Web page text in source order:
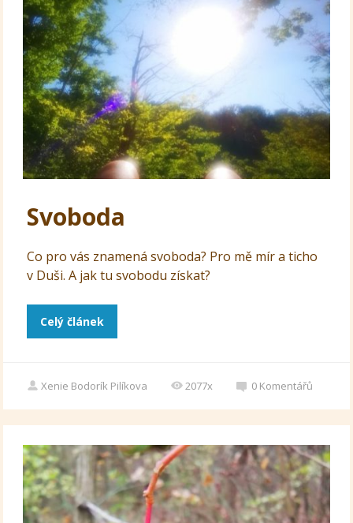
Svoboda
Co pro vás znamená svoboda? Pro mě mír a ticho
v Duši. A jak tu svobodu získat?
Celý článek
Xenie Bodorík Pilíkova 2077x 0 Komentářů